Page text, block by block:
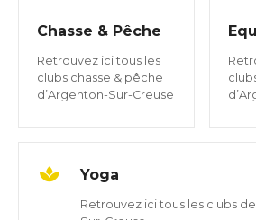
Chasse & Pêche
Retrouvez ici tous les
clubs chasse & pêche
d’Argenton-Sur-Creuse
Yoga
Retrouvez ici tous les clubs